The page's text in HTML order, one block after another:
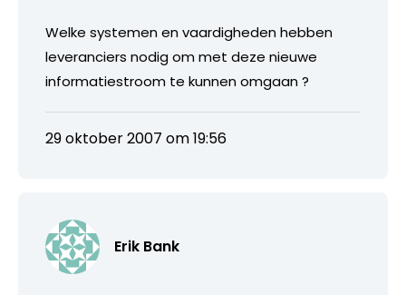
Welke systemen en vaardigheden hebben
leveranciers nodig om met deze nieuwe
informatiestroom te kunnen omgaan ?
29 oktober 2007 om 19:56
Erik Bank